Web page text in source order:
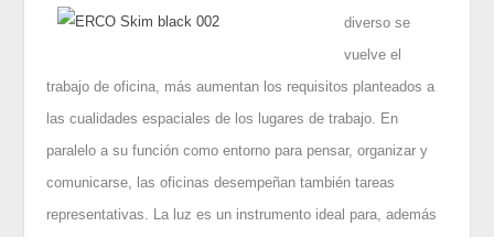
diverso se
vuelve el
trabajo de oficina, más aumentan los requisitos planteados a
las cualidades espaciales de los lugares de trabajo. En
paralelo a su función como entorno para pensar, organizar y
comunicarse, las oficinas desempeñan también tareas
representativas. La luz es un instrumento ideal para, además